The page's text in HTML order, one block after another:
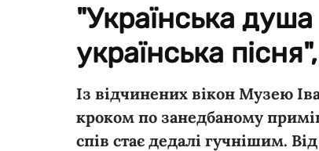
"Українська
українська
Із відчинених вікон Музею
кроком по занедбаному
спів стає дедалі гучнішим.